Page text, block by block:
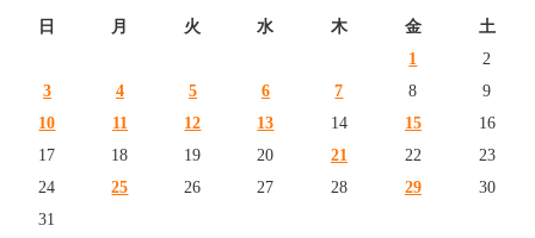
日 月 火 水 木 金
土
1
2
3
4 5 6 7 8
9
10
11 12 13 14 15
16
17
18 19 20 21 22
23
24
25 26 27 28 29
30
31